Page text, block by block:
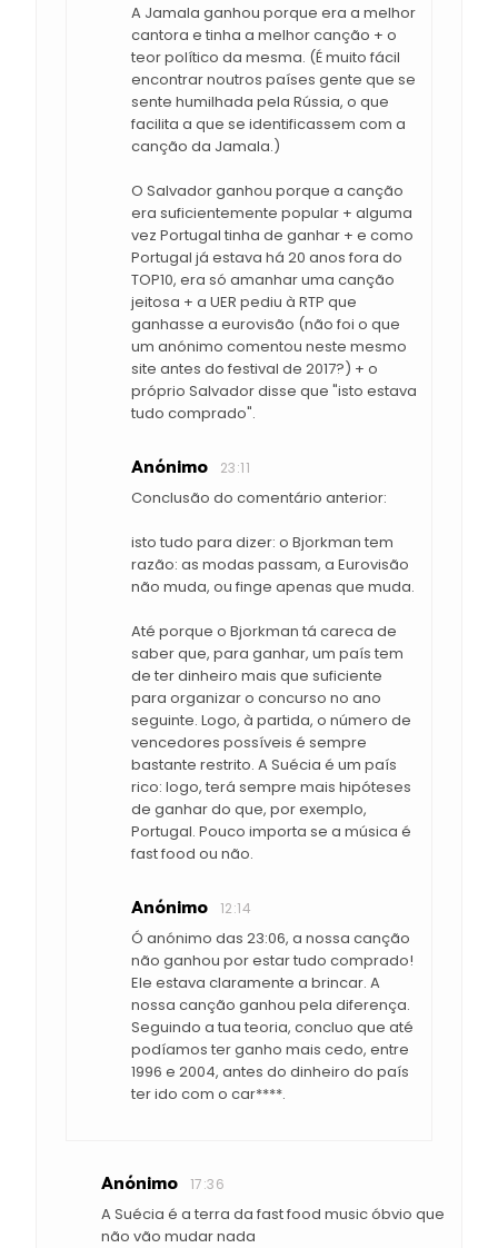
A Jamala ganhou porque era a melhor
cantora e tinha a melhor canção + o
teor político da mesma. (É muito fácil
encontrar noutros países gente que se
sente humilhada pela Rússia, o que
facilita a que se identificassem com a
canção da Jamala.)
O Salvador ganhou porque a canção
era suficientemente popular + alguma
vez Portugal tinha de ganhar + e como
Portugal já estava há 20 anos fora do
TOP10, era só amanhar uma canção
jeitosa + a UER pediu à RTP que
ganhasse a eurovisão (não foi o que
um anónimo comentou neste mesmo
site antes do festival de 2017?) + o
próprio Salvador disse que "isto estava
tudo comprado".
Anónimo 23:11
Conclusão do comentário anterior:
isto tudo para dizer: o Bjorkman tem
razão: as modas passam, a Eurovisão
não muda, ou finge apenas que muda.
Até porque o Bjorkman tá careca de
saber que, para ganhar, um país tem
de ter dinheiro mais que suficiente
para organizar o concurso no ano
seguinte. Logo, à partida, o número de
vencedores possíveis é sempre
bastante restrito. A Suécia é um país
rico: logo, terá sempre mais hipóteses
de ganhar do que, por exemplo,
Portugal. Pouco importa se a música é
fast food ou não.
Anónimo 12:14
Ó anónimo das 23:06, a nossa canção
não ganhou por estar tudo comprado!
Ele estava claramente a brincar. A
nossa canção ganhou pela diferença.
Seguindo a tua teoria, concluo que até
podíamos ter ganho mais cedo, entre
1996 e 2004, antes do dinheiro do país
ter ido com o car****.
Anónimo 17:36
A Suécia é a terra da fast food music óbvio que
não vão mudar nada